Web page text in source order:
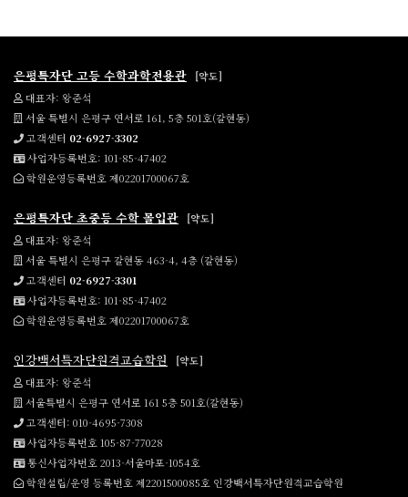
은평특자단 고등 수학과학전용관
[약도]
대표자: 왕준석
서울 특별시 은평구 연서로 161, 5층 501호(갈현동)
고객센터 02-6927-3302
사업자등록번호: 101-85-47402
학원운영등록번호 제02201700067호
은평특자단 초중등 수학 몰입관
[약도]
대표자: 왕준석
서울 특별시 은평구 갈현동 463-4, 4층 (갈현동)
고객센터 02-6927-3301
사업자등록번호: 101-85-47402
학원운영등록번호 제02201700067호
인강백서특자단원격교습학원
[약도]
대표자: 왕준석
서울특별시 은평구 연서로 161 5층 501호(갈현동)
고객센터: 010-4695-7308
사업자등록번호 105-87-77028
통신사업자번호 2013-서울마포-1054호
학원설립/운영 등록번호 제2201500085호 인강백서특자단원격교습학원